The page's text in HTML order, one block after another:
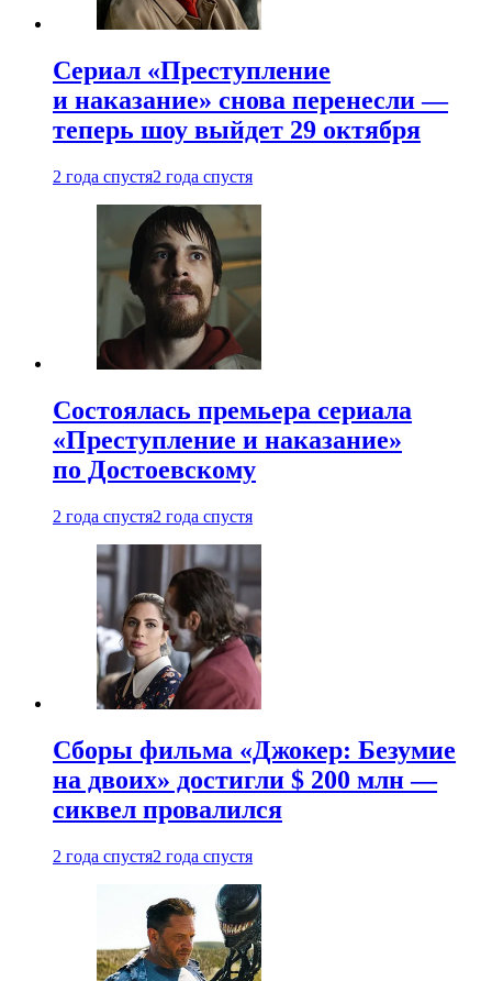
Сериал «Преступление
и наказание» снова перенесли —
теперь шоу выйдет 29 октября
2 года спустя2 года спустя
Состоялась премьера сериала
«Преступление и наказание»
по Достоевскому
2 года спустя2 года спустя
Сборы фильма «Джокер: Безумие
на двоих» достигли $ 200 млн —
сиквел провалился
2 года спустя2 года спустя